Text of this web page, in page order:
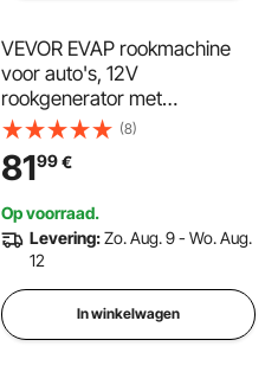
VEVOR EVAP rookmachine
voor auto's, 12V
rookgenerator met
luchtpomp en debietmeter,
lekdetector voor auto's,
motoren en vrachtwagens,
lekdetectie, rookmachine van
0,07 bar, lektestapparaat
(8)
8199€
Op voorraad.
Levering:Zo. Aug. 9 - Wo. Aug.
12
In winkelwagen